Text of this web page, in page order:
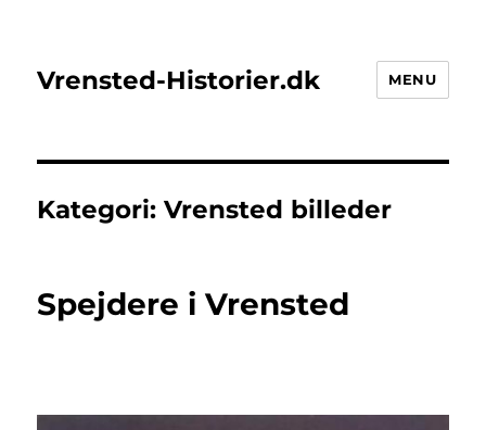
Vrensted-Historier.dk MENU
Kategori:Vrensted billeder
Spejdere i Vrensted